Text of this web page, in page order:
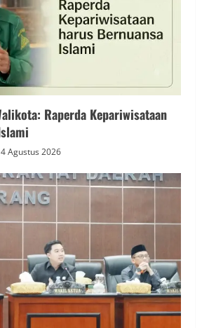
Raperda Kepariwisataan
4 Agustus 2026